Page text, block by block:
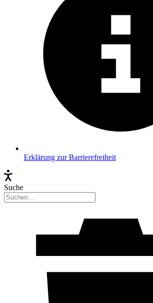
Erklärung zur Barrierefreiheit
Suche